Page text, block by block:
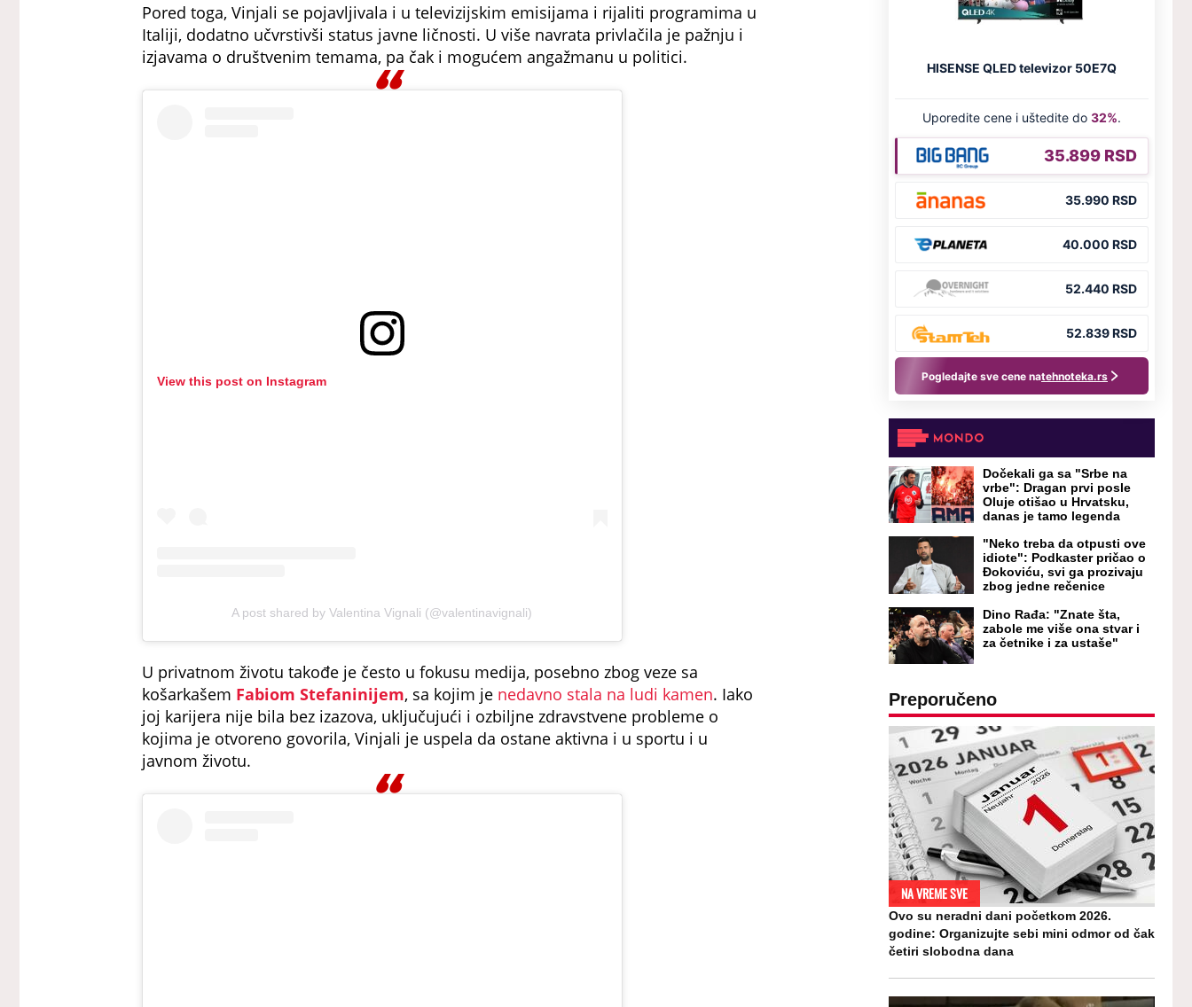
Pored toga, Vinjali se pojavljivala i u televizijskim emisijama i rijaliti programima u
Italiji, dodatno učvrstivši status javne ličnosti. U više navrata privlačila je pažnju i
izjavama o društvenim temama, pa čak i mogućem angažmanu u politici.
View this post on Instagram
A post shared by Valentina Vignali (@valentinavignali)
U privatnom životu takođe je često u fokusu medija, posebno zbog veze sa
košarkašem Fabiom Stefaninijem, sa kojim je nedavno stala na ludi kamen. Iako
joj karijera nije bila bez izazova, uključujući i ozbiljne zdravstvene probleme o
kojima je otvoreno govorila, Vinjali je uspela da ostane aktivna i u sportu i u
javnom životu.
Dočekali ga sa "Srbe na
vrbe": Dragan prvi posle
Oluje otišao u Hrvatsku,
danas je tamo legenda
"Neko treba da otpusti ove
idiote": Podkaster pričao o
Đokoviću, svi ga prozivaju
zbog jedne rečenice
Dino Rađa: "Znate šta,
zabole me više ona stvar i
za četnike i za ustaše"
Preporučeno
NA VREME SVE
Ovo su neradni dani početkom 2026.
godine: Organizujte sebi mini odmor od čak
četiri slobodna dana